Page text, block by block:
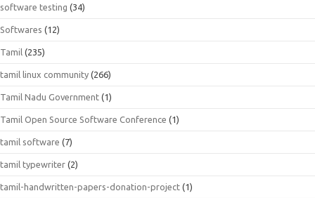
software testing (34)
Softwares (12)
Tamil (235)
tamil linux community (266)
Tamil Nadu Government (1)
Tamil Open Source Software Conference (1)
tamil software (7)
tamil typewriter (2)
tamil-handwritten-papers-donation-project (1)